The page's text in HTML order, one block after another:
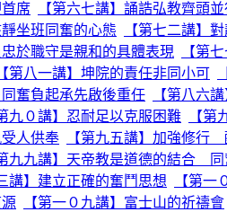
首席 【第六七講】誦誥弘教齊頭
靜坐班同奮的心態 【第七二講】
於職守是親和的具體表現 【第
【第八一講】坤院的責任非同小可
奮負起承先啟後重任 【第八六
九０講】忍耐足以克服困難 【第
受人供奉 【第九五講】加強修
九九講】天帝教是道德的結合
講】建立正確的奮鬥思想 【第一
【第一０九講】富士山的祈禱會